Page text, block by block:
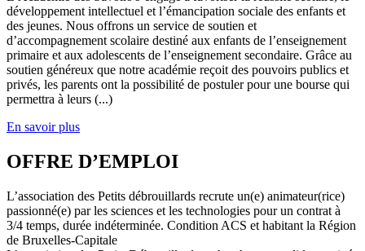
développement intellectuel et l’émancipation sociale des enfants et
des jeunes. Nous offrons un service de soutien et
d’accompagnement scolaire destiné aux enfants de l’enseignement
primaire et aux adolescents de l’enseignement secondaire. Grâce au
soutien généreux que notre académie reçoit des pouvoirs publics et
privés, les parents ont la possibilité de postuler pour une bourse qui
permettra à leurs (...)
En savoir plus
OFFRE D’EMPLOI
L’association des Petits débrouillards recrute un(e) animateur(rice)
passionné(e) par les sciences et les technologies pour un contrat à
3/4 temps, durée indéterminée. Condition ACS et habitant la Région
de Bruxelles-Capitale